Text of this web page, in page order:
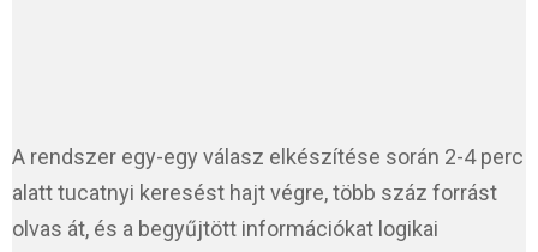
A rendszer egy-egy válasz elkészítése során 2-4 perc
alatt tucatnyi keresést hajt végre, több száz forrást
olvas át, és a begyűjtött információkat logikai